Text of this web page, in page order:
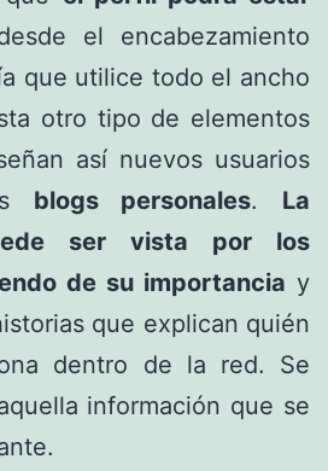
el encabezamiento
que utilice todo el ancho
otro tipo de elementos
así nuevos usuarios
blogs personales. La
ser vista por los
de su importancia y
que explican quién
dentro de la red. Se
información que se